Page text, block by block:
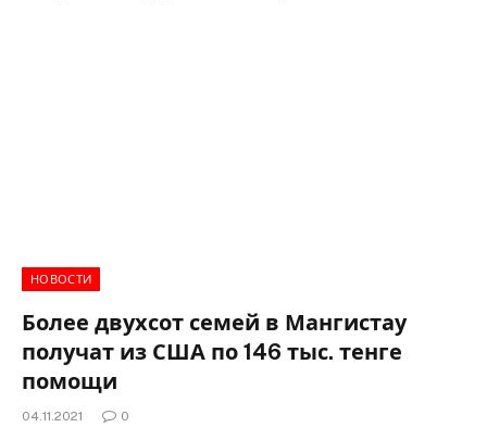
НОВОСТИ
Более двухсот семей в Мангистау
получат из США по 146 тыс. тенге
помощи
04.11.2021 0